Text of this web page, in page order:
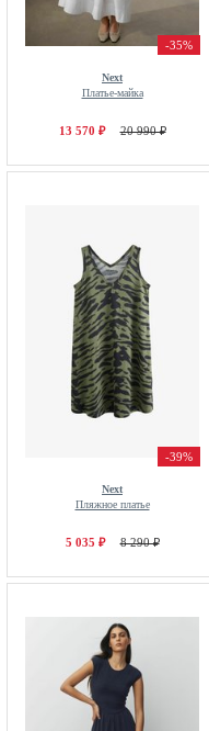
-35%
Next
Платье-майка
13 570 ₽ 20 990 ₽
-39%
Next
Пляжное платье
5 035 ₽ 8 290 ₽